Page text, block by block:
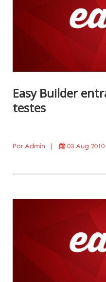
Easy Builder
testes
Por Admin | 03 Aug 2010